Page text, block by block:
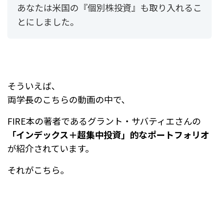
あなたは米国の『個別株投資』も取り入れるこ
とにしました。
そういえば、
両学長のこちらの動画の中で、
FIRE本の著者であるグラント・サバティエさんの
「インデックス＋超集中投資」的なポートフォリオ
が紹介されています。
それがこちら。